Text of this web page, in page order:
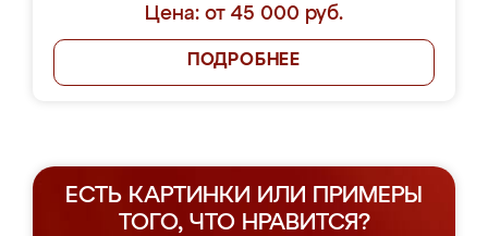
Цена: от 45 000 руб.
ПОДРОБНЕЕ
ЕСТЬ КАРТИНКИ ИЛИ ПРИМЕРЫ
ТОГО, ЧТО НРАВИТСЯ?